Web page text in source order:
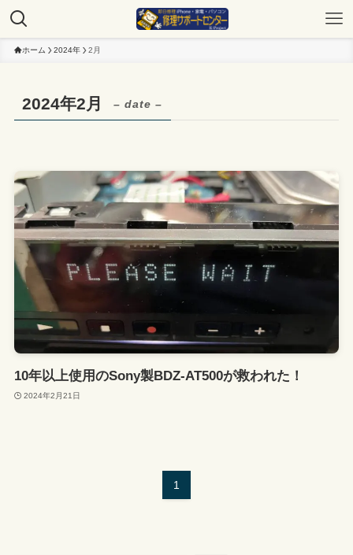
ホーム 2024年 2月
2024年2月 – date –
10年以上使用のSony製BDZ-AT500が救われた！
2024年2月21日
1